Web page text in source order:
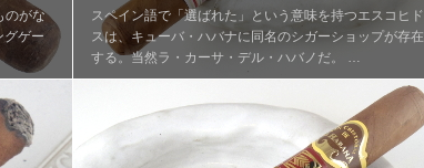
のがな
グゲー
スペイン語で「選ばれた」という意味を持つエスコヒド
スは、キューバ・ハバナに同名のシガーショップが存在
する。当然ラ・カーサ・デル・ハバノだ。 …